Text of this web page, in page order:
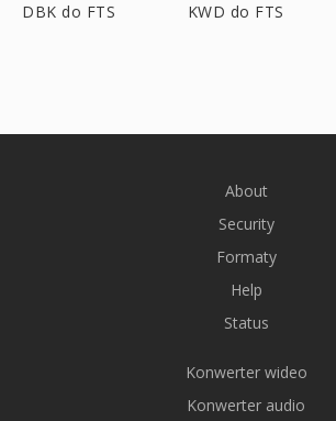
DBK do FTS KWD do FTS
About
Security
Formaty
Help
Status
Konwerter wideo
Konwerter audio